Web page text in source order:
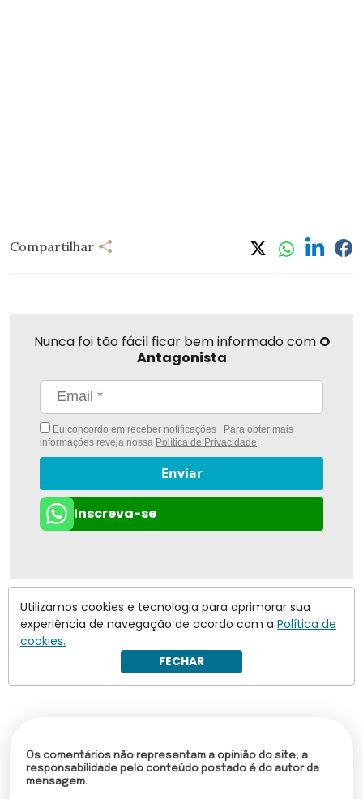
Compartilhar
Nunca foi tão fácil ficar bem informado com O
Antagonista
Eu concordo em receber notificações | Para obter mais
informações reveja nossa Política de Privacidade
Enviar
Inscreva-se
Os comentários não representam a opinião do site; a
responsabilidade pelo conteúdo postado é do autor da
mensagem.
Utilizamos cookies e tecnologia para aprimorar sua
experiência de navegação de acordo com a Política de
cookies.
FECHAR